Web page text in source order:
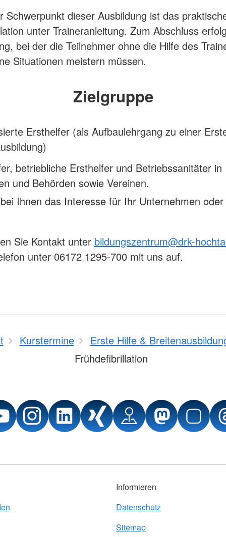
Schwerpunkt dieser Ausbildung ist das
unter Traineranleitung. Zum Abschluss
bei der die Teilnehmer ohne die Hilfe des
Situationen meistern müssen.
Zielgruppe
Ersthelfer (als Aufbaulehrgang zu einer
betriebliche Ersthelfer und Betriebssanitäter in
und Behörden sowie Vereinen.
Ihnen das Interesse für Ihr Unternehmen oder
Sie Kontakt unter bildungszentrum@drk-
unter 06172 1295-700 mit uns auf.
Kurstermine
Erste Hilfe &
Frühdefibrillation
Informieren
Datenschutz
Sitemap